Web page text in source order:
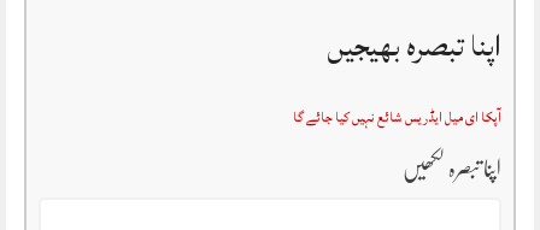
اپنا تبصرہ بھیجیں
آپکا ای میل ایڈریس شائع نہیں کیا جائے گا
اپنا تبصرہ لکھیں